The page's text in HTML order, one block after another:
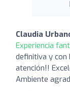
Claudia
Experiencia
definitiva y con
atención!!
Ambiente